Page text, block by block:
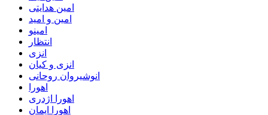
امین هدایتی
امین و امید
امینو
انتظار
انزی
انزی و کیان
انوشیروان روحانی
اهورا
اهورا اژدری
اهورا ایمان